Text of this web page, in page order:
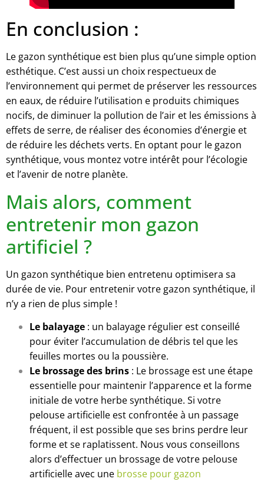
En conclusion :
Le gazon synthétique est bien plus qu’une simple option
esthétique. C’est aussi un choix respectueux de
l’environnement qui permet de préserver les ressources
en eaux, de réduire l’utilisation e produits chimiques
nocifs, de diminuer la pollution de l’air et les émissions à
effets de serre, de réaliser des économies d’énergie et
de réduire les déchets verts. En optant pour le gazon
synthétique, vous montez votre intérêt pour l’écologie
et l’avenir de notre planète.
Mais alors, comment
entretenir mon gazon
artificiel ?
Un gazon synthétique bien entretenu optimisera sa
durée de vie. Pour entretenir votre gazon synthétique, il
n’y a rien de plus simple !
Le balayage : un balayage régulier est conseillé
pour éviter l’accumulation de débris tel que les
feuilles mortes ou la poussière.
Le brossage des brins : Le brossage est une étape
essentielle pour maintenir l’apparence et la forme
initiale de votre herbe synthétique. Si votre
pelouse artificielle est confrontée à un passage
fréquent, il est possible que ses brins perdre leur
forme et se raplatissent. Nous vous conseillons
alors d’effectuer un brossage de votre pelouse
artificielle avec une brosse pour gazon